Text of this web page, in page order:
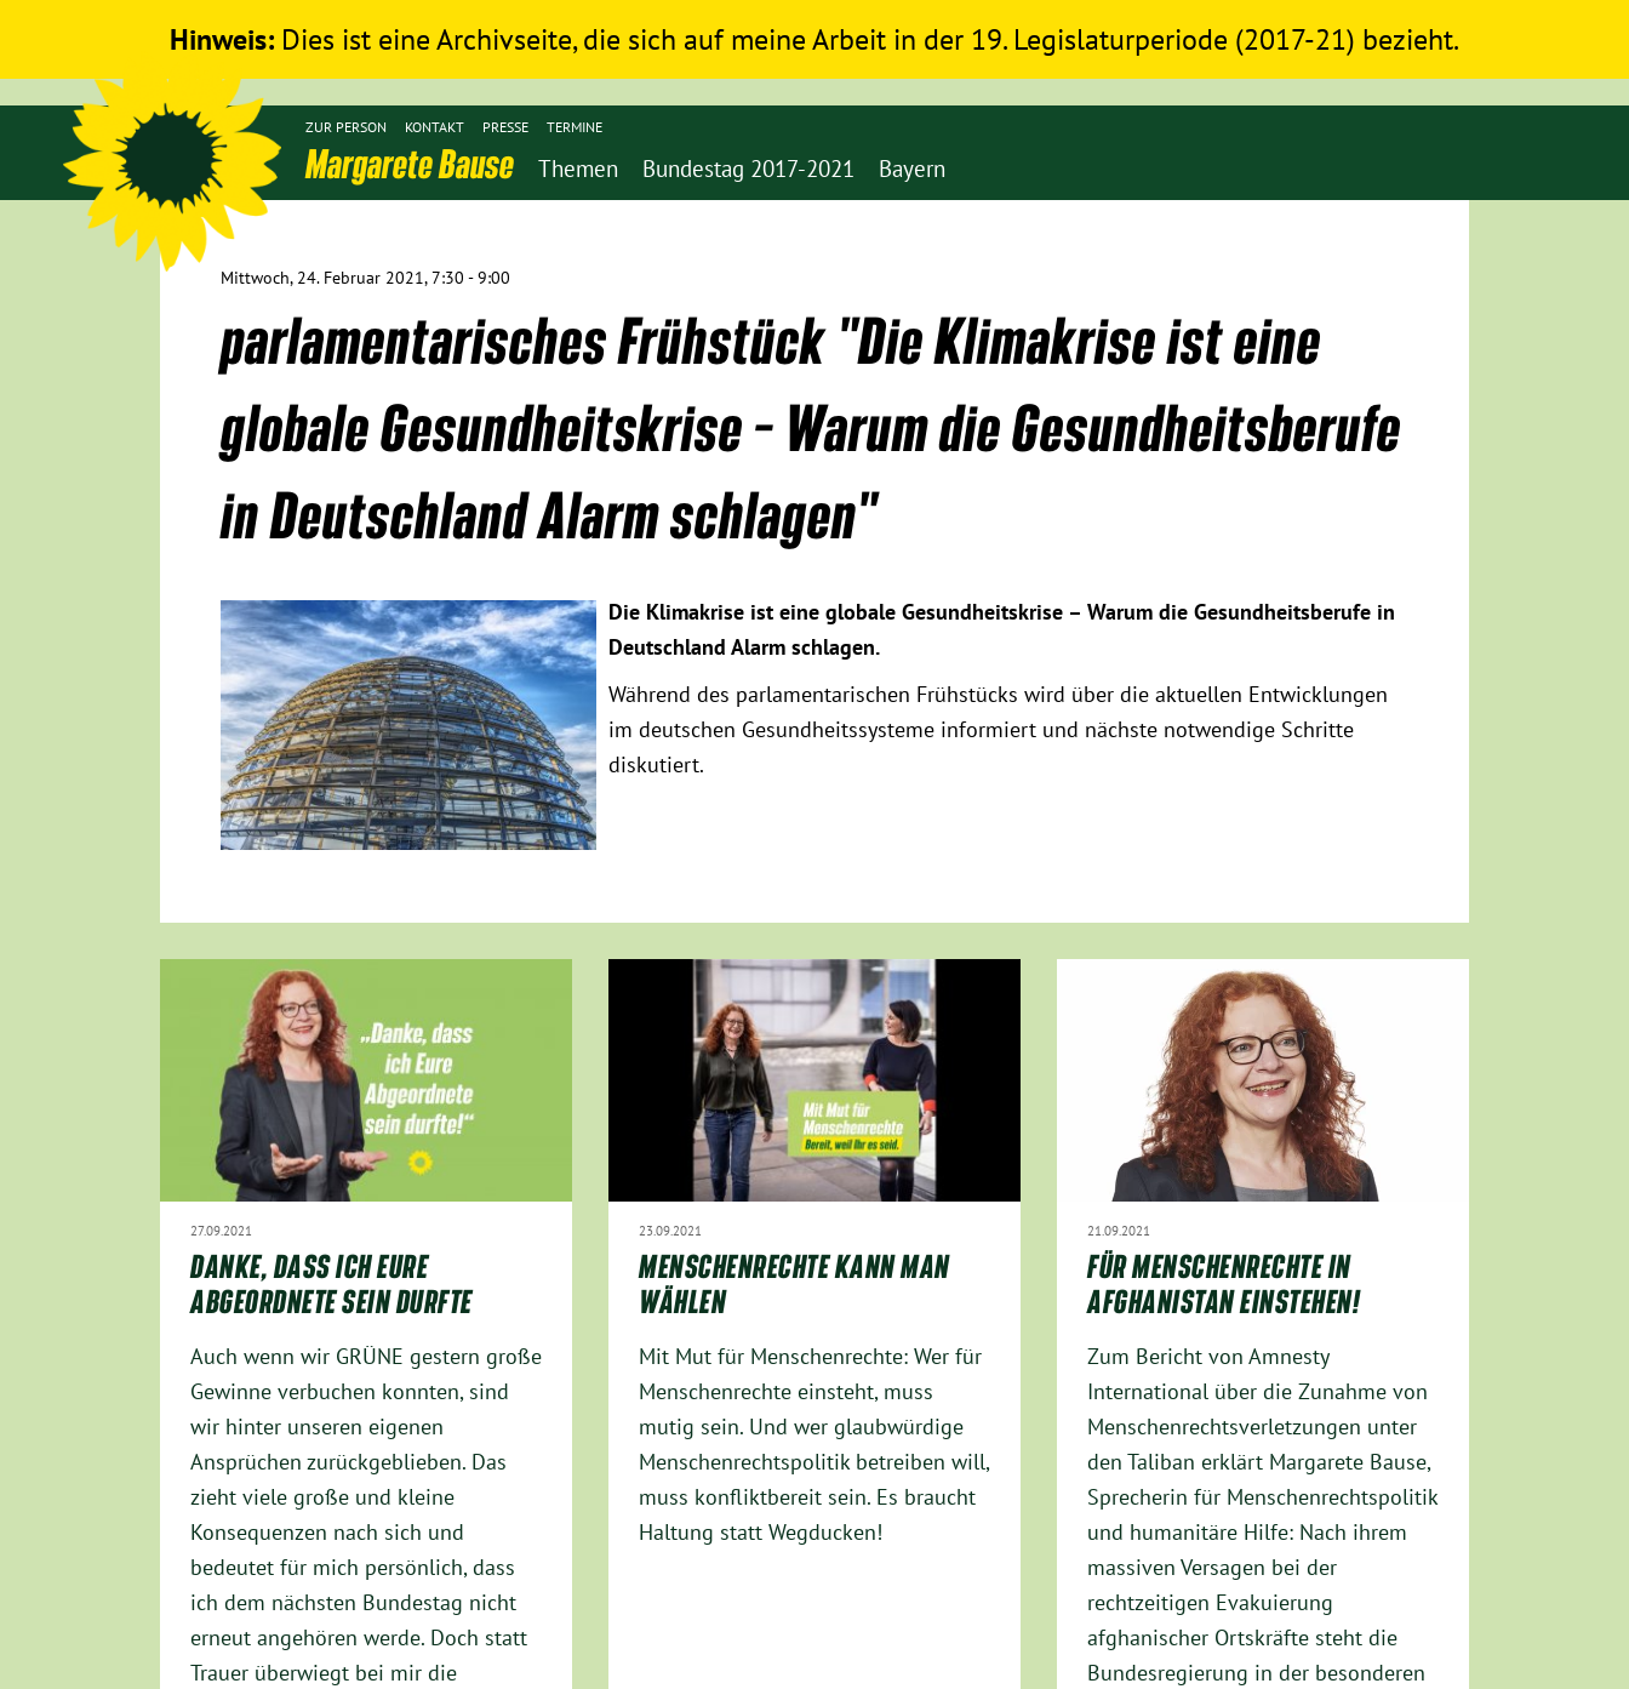
Hinweis: Dies ist eine Archivseite, die sich auf meine Arbeit in der 19. Legislaturperiode (2017-21) bezieht.
Margarete Bause Themen Bundestag 2017-2021 Bayern
ZUR PERSON KONTAKT PRESSE TERMINE
Mittwoch, 24. Februar 2021, 7:30 - 9:00
parlamentarisches Frühstück "Die Klimakrise ist eine
globale Gesundheitskrise – Warum die Gesundheitsberufe
in Deutschland Alarm schlagen"
Die Klimakrise ist eine globale Gesundheitskrise – Warum die Gesundheitsberufe in
Deutschland Alarm schlagen.
Während des parlamentarischen Frühstücks wird über die aktuellen Entwicklungen
im deutschen Gesundheitssysteme informiert und nächste notwendige Schritte
diskutiert.
27.09.2021
DANKE, DASS ICH EURE
ABGEORDNETE SEIN DURFTE
Auch wenn wir GRÜNE gestern große
Gewinne verbuchen konnten, sind
wir hinter unseren eigenen
Ansprüchen zurückgeblieben. Das
zieht viele große und kleine
Konsequenzen nach sich und
bedeutet für mich persönlich, dass
ich dem nächsten Bundestag nicht
erneut angehören werde. Doch statt
Trauer überwiegt bei mir die
23.09.2021
MENSCHENRECHTE KANN MAN
WÄHLEN
Mit Mut für Menschenrechte: Wer für
Menschenrechte einsteht, muss
mutig sein. Und wer glaubwürdige
Menschenrechtspolitik betreiben will,
muss konfliktbereit sein. Es braucht
Haltung statt Wegducken!
21.09.2021
FÜR MENSCHENRECHTE IN
AFGHANISTAN EINSTEHEN!
Zum Bericht von Amnesty
International über die Zunahme von
Menschenrechtsverletzungen unter
den Taliban erklärt Margarete Bause,
Sprecherin für Menschenrechtspolitik
und humanitäre Hilfe: Nach ihrem
massiven Versagen bei der
rechtzeitigen Evakuierung
afghanischer Ortskräfte steht die
Bundesregierung in der besonderen